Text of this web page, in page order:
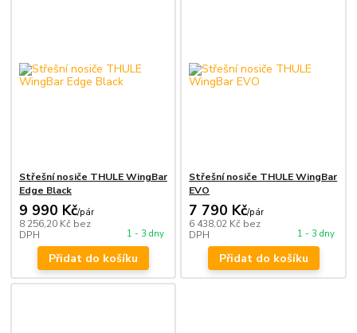
Střešní nosiče THULE WingBar
Edge Black
9 990 Kč/pár
8 256,20 Kč bez
DPH
1 - 3 dny
Přidat do košíku
Střešní nosiče THULE WingBar
EVO
7 790 Kč/pár
6 438,02 Kč bez
DPH
1 - 3 dny
Přidat do košíku